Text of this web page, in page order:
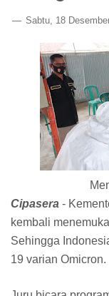
Sabtu, 18
Cipasera -
kembali
Sehingga
19 varian Omicron.